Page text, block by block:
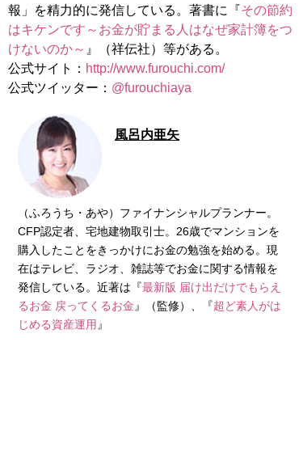
報」を精力的に発信している。著書に『その節約
はキケンです～お金が貯まる人はなぜ家計簿をつ
けないのか～ 』（祥伝社）等がある。
公式サイト： http://www.furouchi.com/
公式ツイッター： @furouchiaya
風呂内亜矢
（ふろうち・あや）ファイナンシャルプランナー。
CFP認定者、宅地建物取引士。26歳でマンションを
購入したことをきっかけにお金の勉強を始める。現
在はテレビ、ラジオ、雑誌等でお金に関する情報を
発信している。近著は『最新版 届け出だけでもらえ
るお金 戻ってくるお金 』（監修）、『超ど素人がは
じめる資産運用 』